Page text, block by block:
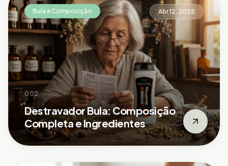
Bula e Composição Abr 12, 2025
002
Destravador Bula: Composição
Completa e Ingredientes